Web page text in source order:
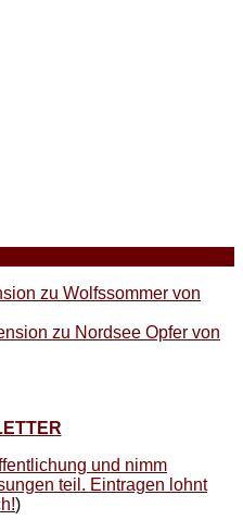
zu Wolfssommer von
zu Nordsee Opfer von
und nimm
teil. Eintragen lohnt
)